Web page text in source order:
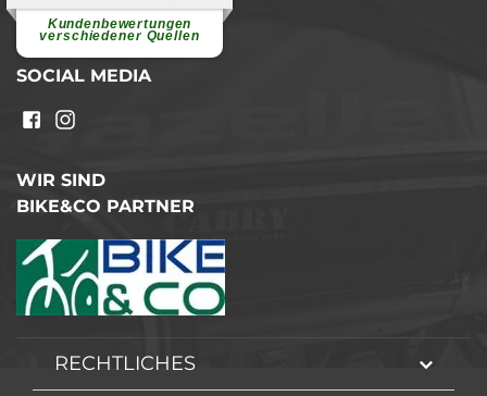
Kundenbewertungen
verschiedener Quellen
weiterlesen
SOCIAL MEDIA
WIR SIND
BIKE&CO PARTNER
RECHTLICHES